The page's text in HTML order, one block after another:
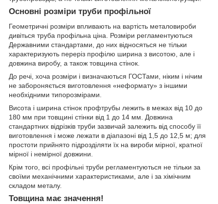
Основні розміри труби профільної
Геометричні розміри впливають на вартість металовироби
дивіться труба профільна ціна. Розміри регламентуються
Державними стандартами, до них відносяться не тільки
характеризують переріз профілю ширина з висотою, але і
довжина виробу, а також товщина стінок.
До речі, хоча розміри і визначаються ГОСТами, ніким і нічим
не забороняється виготовлення «неформату» з іншими
необхідними типорозмірами.
Висота і ширина стінок профтрубы лежить в межах від 10 до
180 мм при товщині стінки від 1 до 14 мм. Довжина
стандартних відрізків труби зазвичай залежить від способу її
виготовлення і може лежати в діапазоні від 1,5 до 12,5 м; для
простоти прийнято підрозділяти їх на вироби мірної, кратної
мірної і немірної довжини.
Крім того, всі профільні труби регламентуються не тільки за
своїми механічними характеристиками, але і за хімічним
складом металу.
Товщина має значення!